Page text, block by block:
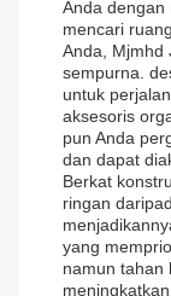
Anda dengan
mencari
Anda, Mjmhd
sempurna.
untuk
aksesoris
pun Anda
dan dapat
Berkat
ringan
yang
namun tahan